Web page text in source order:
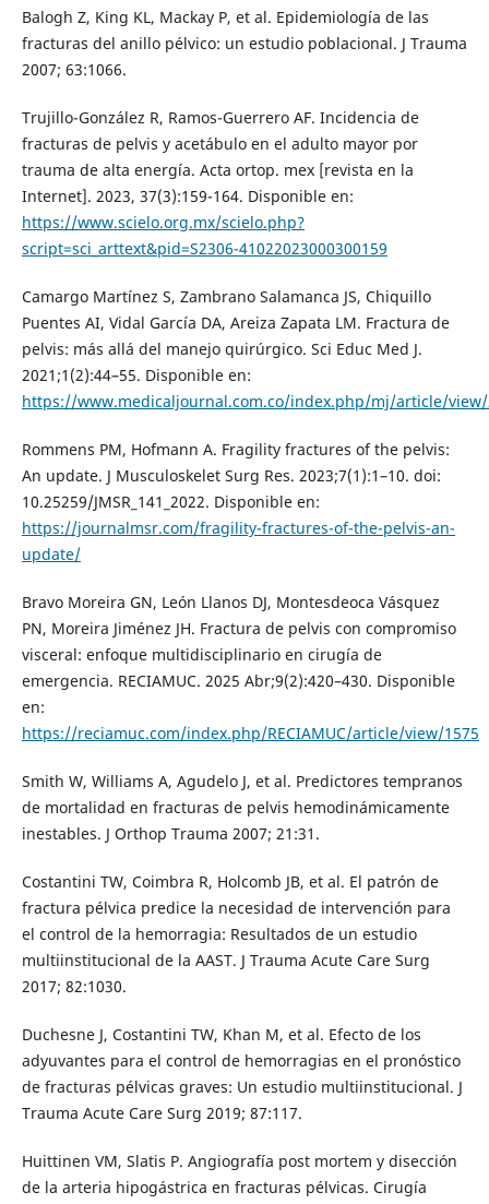
Balogh Z, King KL, Mackay P, et al. Epidemiología de las
fracturas del anillo pélvico: un estudio poblacional. J Trauma
2007; 63:1066.
Trujillo-González R, Ramos-Guerrero AF. Incidencia de
fracturas de pelvis y acetábulo en el adulto mayor por
trauma de alta energía. Acta ortop. mex [revista en la
Internet]. 2023, 37(3):159-164. Disponible en:
https://www.scielo.org.mx/scielo.php?
script=sci_arttext&pid=S2306-41022023000300159
Camargo Martínez S, Zambrano Salamanca JS, Chiquillo
Puentes AI, Vidal García DA, Areiza Zapata LM. Fractura de
pelvis: más allá del manejo quirúrgico. Sci Educ Med J.
2021;1(2):44–55. Disponible en:
https://www.medicaljournal.com.co/index.php/mj/article/
Rommens PM, Hofmann A. Fragility fractures of the pelvis:
An update. J Musculoskelet Surg Res. 2023;7(1):1–10. doi:
10.25259/JMSR_141_2022. Disponible en:
https://journalmsr.com/fragility-fractures-of-the-pelvis-an-
update/
Bravo Moreira GN, León Llanos DJ, Montesdeoca Vásquez
PN, Moreira Jiménez JH. Fractura de pelvis con compromiso
visceral: enfoque multidisciplinario en cirugía de
emergencia. RECIAMUC. 2025 Abr;9(2):420–430. Disponible
en:
https://reciamuc.com/index.php/RECIAMUC/article/view/1575
Smith W, Williams A, Agudelo J, et al. Predictores tempranos
de mortalidad en fracturas de pelvis hemodinámicamente
inestables. J Orthop Trauma 2007; 21:31.
Costantini TW, Coimbra R, Holcomb JB, et al. El patrón de
fractura pélvica predice la necesidad de intervención para
el control de la hemorragia: Resultados de un estudio
multiinstitucional de la AAST. J Trauma Acute Care Surg
2017; 82:1030.
Duchesne J, Costantini TW, Khan M, et al. Efecto de los
adyuvantes para el control de hemorragias en el pronóstico
de fracturas pélvicas graves: Un estudio multiinstitucional. J
Trauma Acute Care Surg 2019; 87:117.
Huittinen VM, Slatis P. Angiografía post mortem y disección
de la arteria hipogástrica en fracturas pélvicas. Cirugía